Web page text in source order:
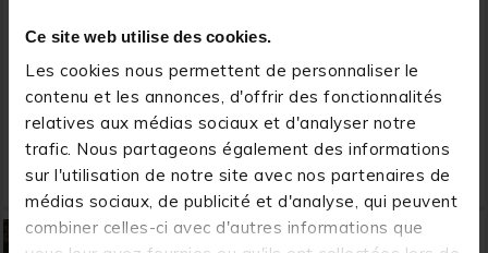
Ce site web utilise des cookies.
Les cookies nous permettent de personnaliser le
contenu et les annonces, d'offrir des fonctionnalités
relatives aux médias sociaux et d'analyser notre
trafic. Nous partageons également des informations
sur l'utilisation de notre site avec nos partenaires de
médias sociaux, de publicité et d'analyse, qui peuvent
combiner celles-ci avec d'autres informations que
Neoprene Frost
[object Object] out of 5 Customer Rating
(9)
Price reduced from
79,99 €to
59,99 € Ajouter au panier
Expédition sous 24 h
HYDROX Stunt Feutre
[object Object] out of 5
(3)
Price reduced from
199,00 €to
119,40 €
Expédition sous 24 h
NOUVEAU NOUVEAU